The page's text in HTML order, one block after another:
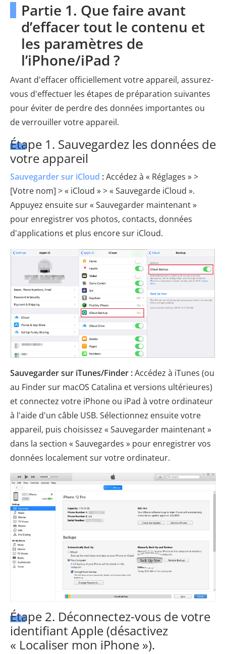
Partie 1. Que faire avant
d’effacer tout le contenu et
les paramètres de
l’iPhone/iPad ?
Avant d'effacer officiellement votre appareil, assurez-
vous d'effectuer les étapes de préparation suivantes
pour éviter de perdre des données importantes ou
de verrouiller votre appareil.
Étape 1. Sauvegardez les données de
votre appareil
Sauvegarder sur iCloud :Accédez à « Réglages » >
[Votre nom] > « iCloud » > « Sauvegarde iCloud ».
Appuyez ensuite sur « Sauvegarder maintenant »
pour enregistrer vos photos, contacts, données
d'applications et plus encore sur iCloud.
Sauvegarder sur iTunes/Finder :Accédez à iTunes (ou
au Finder sur macOS Catalina et versions ultérieures)
et connectez votre iPhone ou iPad à votre ordinateur
à l'aide d'un câble USB. Sélectionnez ensuite votre
appareil, puis choisissez « Sauvegarder maintenant »
dans la section « Sauvegardes » pour enregistrer vos
données localement sur votre ordinateur.
Étape 2. Déconnectez-vous de votre
identifiant Apple (désactivez
« Localiser mon iPhone »).